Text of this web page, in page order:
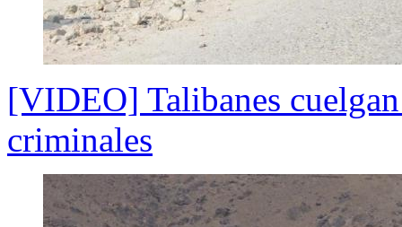
[VIDEO] Talibanes
criminales